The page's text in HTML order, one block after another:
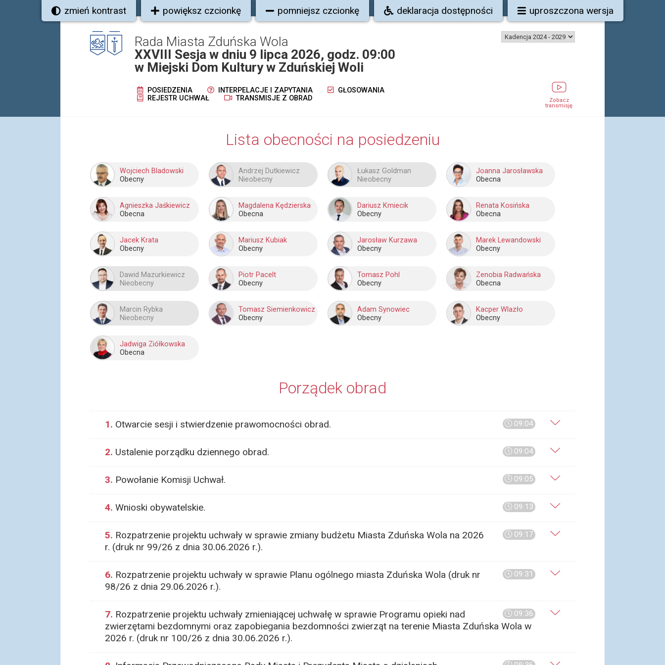
zmień kontrast powiększ czcionkę pomniejsz czcionkę deklaracja dostępności uproszczona wersja
Rada Miasta Zduńska Wola
XXVIII Sesja w dniu 9 lipca 2026, godz. 09:00
w Miejski Dom Kultury w Zduńskiej Woli
Zobacz
transmisję
POSIEDZENIA INTERPELACJE I ZAPYTANIA
GŁOSOWANIA
REJESTR UCHWAŁ
TRANSMISJE Z OBRAD
Lista obecności na posiedzeniu
Wojciech Bladowski
Obecny
Andrzej Dutkiewicz
Nieobecny
Łukasz Goldman
Nieobecny
Joanna Jarosławska
Obecna
Agnieszka Jaśkiewicz
Obecna
Magdalena Kędzierska
Obecna
Dariusz Kmiecik
Obecny
Renata Kosińska
Obecna
Jacek Krata
Obecny
Mariusz Kubiak
Obecny
Jarosław Kurzawa
Obecny
Marek Lewandowski
Obecny
Dawid Mazurkiewicz
Nieobecny
Piotr Pacelt
Obecny
Tomasz Pohl
Obecny
Zenobia Radwańska
Obecna
Marcin Rybka
Nieobecny
Tomasz Siemienkowicz
Obecny
Adam Synowiec
Obecny
Kacper Wlazło
Obecny
Jadwiga Ziółkowska
Obecna
Porządek obrad
09:04
1. Otwarcie sesji i stwierdzenie prawomocności obrad.
09:04
2. Ustalenie porządku dziennego obrad.
09:05
3. Powołanie Komisji Uchwał.
09:13
4. Wnioski obywatelskie.
09:17
5. Rozpatrzenie projektu uchwały w sprawie zmiany budżetu Miasta Zduńska Wola na 2026
r. (druk nr 99/26 z dnia 30.06.2026 r.).
09:31
6. Rozpatrzenie projektu uchwały w sprawie Planu ogólnego miasta Zduńska Wola (druk nr
98/26 z dnia 29.06.2026 r.).
09:36
7. Rozpatrzenie projektu uchwały zmieniającej uchwałę w sprawie Programu opieki nad
zwierzętami bezdomnymi oraz zapobiegania bezdomności zwierząt na terenie Miasta Zduńska Wola w
2026 r. (druk nr 100/26 z dnia 30.06.2026 r.).